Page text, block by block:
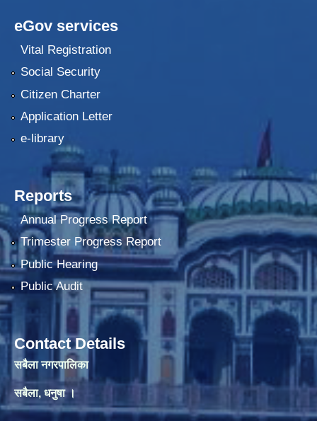
eGov services
Vital Registration
Social Security
Citizen Charter
Application Letter
e-library
Reports
Annual Progress Report
Trimester Progress Report
Public Hearing
Public Audit
Contact Details
सबैला नगरपालिका
सबैला, धनुषा ।